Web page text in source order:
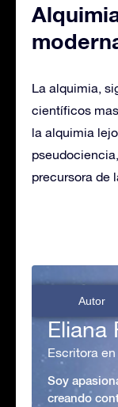
La alquimia,
científicos
la alquimia
precursora de
Autor
Eliana
Escritora
Soy
creando